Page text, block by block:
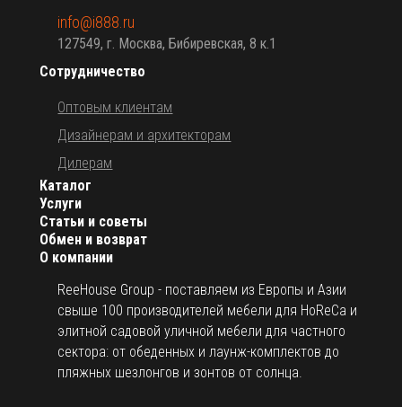
О компании
ReeHouse Group - поставляем из Европы и Азии
свыше 100 производителей мебели для HoReCa и
элитной садовой уличной мебели для частного
сектора: от обеденных и лаунж-комплектов до
пляжных шезлонгов и зонтов от солнца.
Каталог
Услуги
Статьи и советы
Обмен и возврат
Сотрудничество
Оптовым клиентам
Дизайнерам и архитекторам
Дилерам
info@i888.ru
127549, г. Москва, Бибиревская, 8 к.1